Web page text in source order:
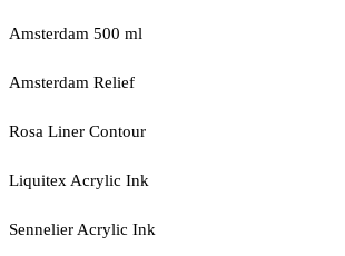
Amsterdam 500 ml
Amsterdam Relief
Rosa Liner Contour
Liquitex Acrylic Ink
Sennelier Acrylic Ink